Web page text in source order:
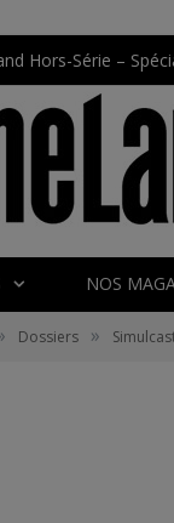
Hors-Série –
NOS
Dossiers »